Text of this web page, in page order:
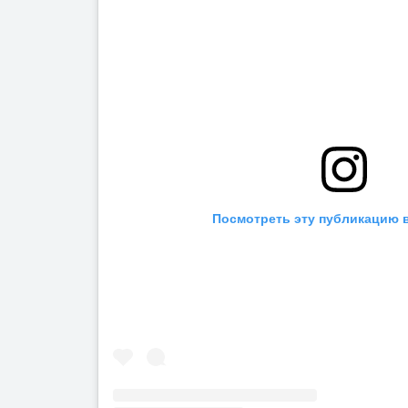
Посмотреть эту публикацию